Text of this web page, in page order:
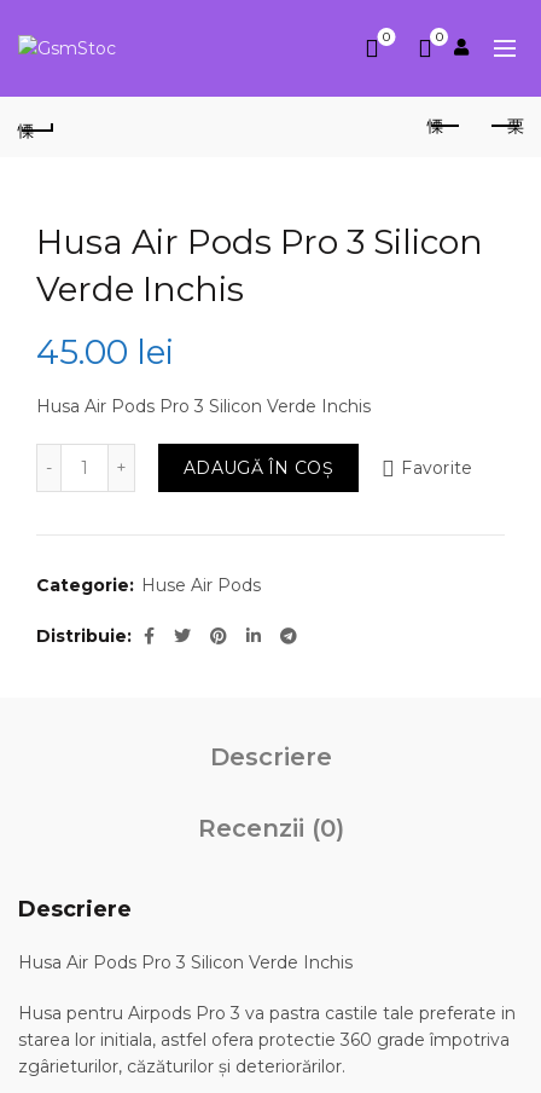
0 0
Husa Air Pods Pro 3 Silicon
Verde Inchis
45.00 lei
Husa Air Pods Pro 3 Silicon Verde Inchis
Cantitate Husa Air Pods Pro 3 Silicon Verde Inchis
ADAUGĂ ÎN COȘ Favorite
Categorie: Huse Air Pods
Distribuie
Descriere
Recenzii (0)
Descriere
Husa Air Pods Pro 3 Silicon Verde Inchis
Husa pentru Airpods Pro 3 va pastra castile tale preferate in
starea lor initiala, astfel ofera protectie 360 grade împotriva
zgârieturilor, căzăturilor și deteriorărilor.